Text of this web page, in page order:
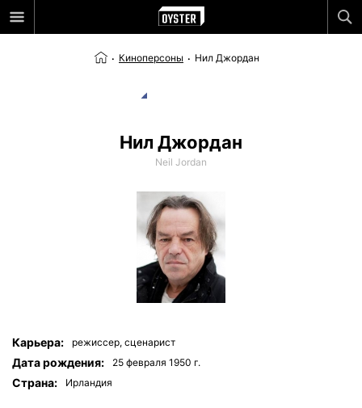
Киноперсоны Нил Джордан
Нил Джордан
Neil Jordan
Карьера: режиссер, сценарист
Дата рождения: 25 февраля 1950 г.
Страна: Ирландия